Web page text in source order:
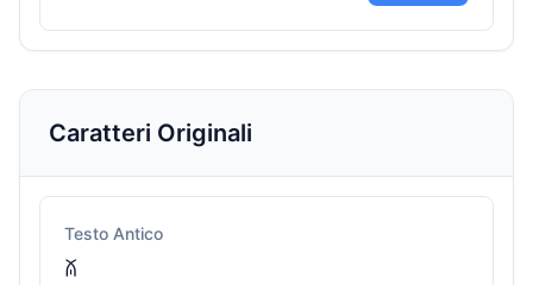
Caratteri Originali
Testo Antico
ꊼ